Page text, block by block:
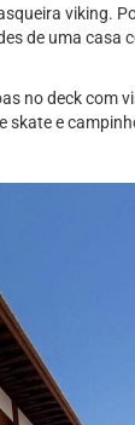
viking.
de uma
no deck com
skate e